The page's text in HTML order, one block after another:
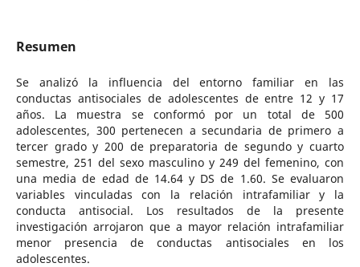
Resumen
Se analizó la influencia del entorno familiar en las
conductas antisociales de adolescentes de entre 12 y 17
años. La muestra se conformó por un total de 500
adolescentes, 300 pertenecen a secundaria de primero a
tercer grado y 200 de preparatoria de segundo y cuarto
semestre, 251 del sexo masculino y 249 del femenino, con
una media de edad de 14.64 y DS de 1.60. Se evaluaron
variables vinculadas con la relación intrafamiliar y la
conducta antisocial. Los resultados de la presente
investigación arrojaron que a mayor relación intrafamiliar
menor presencia de conductas antisociales en los
adolescentes.